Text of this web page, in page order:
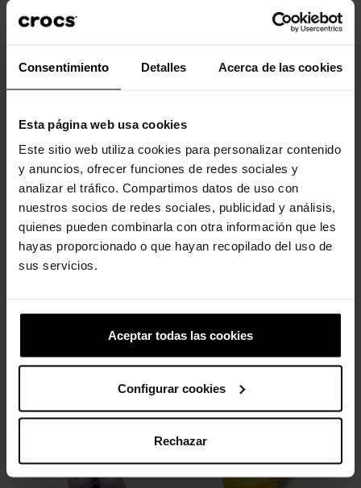
Consentimiento Detalles Acerca de las cookies
Esta página web usa cookies
Este sitio web utiliza cookies para personalizar contenido
y anuncios, ofrecer funciones de redes sociales y
analizar el tráfico. Compartimos datos de uso con
nuestros socios de redes sociales, publicidad y análisis,
quienes pueden combinarla con otra información que les
hayas proporcionado o que hayan recopilado del uso de
sus servicios.
Aceptar todas las cookies
Configurar cookies
Rechazar
- Evita los detergentes agresivos. Sécalas en un lugar ventilado
y fresco..
Los clientes que compraron este
producto también han comprado:
-20% -20%